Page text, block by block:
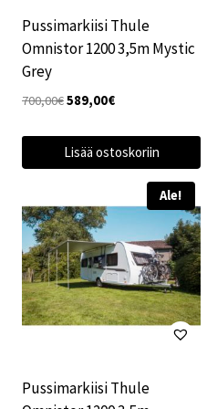
Pussimarkiisi Thule
Omnistor 1200 3,5m Mystic
Grey
700,00€Alkuperäinen
589,00€Nykyinen
Lisää ostoskoriin
Ale!
Pussimarkiisi Thule